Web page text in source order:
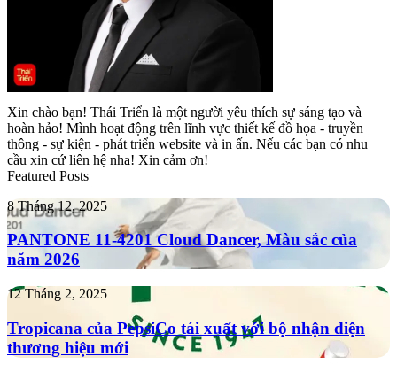
Xin chào bạn! Thái Triển là một người yêu thích sự sáng tạo và
hoàn hảo! Mình hoạt động trên lĩnh vực thiết kế đồ họa - truyền
thông - sự kiện - phát triển website và in ấn. Nếu các bạn có nhu
cầu xin cứ liên hệ nha! Xin cảm ơn!
Featured Posts
PANTONE
11-
4201
Cloud
Dancer,
Màu
sắc
năm
2026
8 Tháng 12, 2025
PANTONE 11-4201 Cloud Dancer, Màu sắc của
năm 2026
Tropicana
PepsiCo
tái
xuất
12 Tháng 2, 2025
Tropicana của PepsiCo tái xuất với bộ nhận diện
thương hiệu mới